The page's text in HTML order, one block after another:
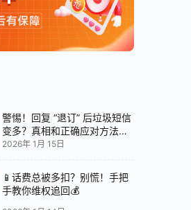
警惕！回复 “退订” 后垃圾短信
变多？真相和正确应对方法都
在这
2026年 1月 15日
📱话费总被多扣？别慌！手把
手教你维权追回💰